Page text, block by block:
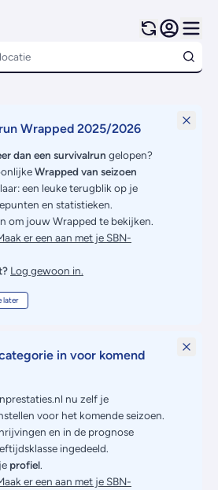
Wrapped 2025/2026
dan een survivalrun gelopen?
Wrapped van seizoen
een leuke terugblik op je
en statistieken.
om jouw Wrapped te bekijken.
er een aan met je SBN-
Log gewoon in.
later
in voor komend
nu zelf je
voor het komende seizoen.
en in de prognose
ingedeeld.
profiel.
er een aan met je SBN-